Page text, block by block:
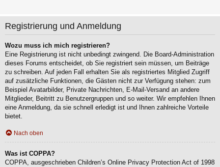
Registrierung und Anmeldung
Wozu muss ich mich registrieren?
Eine Registrierung ist nicht unbedingt zwingend. Die Board-Administration
dieses Forums entscheidet, ob Sie registriert sein müssen, um Beiträge
zu schreiben. Auf jeden Fall erhalten Sie als registriertes Mitglied Zugriff
auf zusätzliche Funktionen, die Gästen nicht zur Verfügung stehen: zum
Beispiel Avatarbilder, Private Nachrichten, E-Mail-Versand an andere
Mitglieder, Beitritt zu Benutzergruppen und so weiter. Wir empfehlen Ihnen
eine Anmeldung, da sie schnell erledigt ist und Ihnen zahlreiche Vorteile
bietet.
Nach oben
Was ist COPPA?
COPPA, ausgeschrieben Children’s Online Privacy Protection Act of 1998